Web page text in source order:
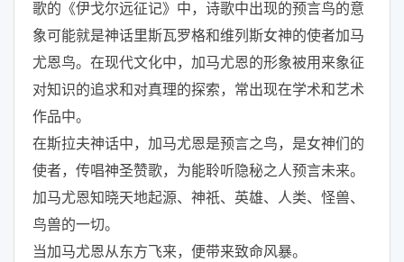
歌的《伊戈尔远征记》中，诗歌中出现的预言鸟的意
象可能就是神话里斯瓦罗格和维列斯女神的使者加马
尤恩鸟。在现代文化中，加马尤恩的形象被用来象征
对知识的追求和对真理的探索，常出现在学术和艺术
作品中。
在斯拉夫神话中，加马尤恩是预言之鸟，是女神们的
使者，传唱神圣赞歌，为能聆听隐秘之人预言未来。
加马尤恩知晓天地起源、神祇、英雄、人类、怪兽、
鸟兽的一切。
当加马尤恩从东方飞来，便带来致命风暴。